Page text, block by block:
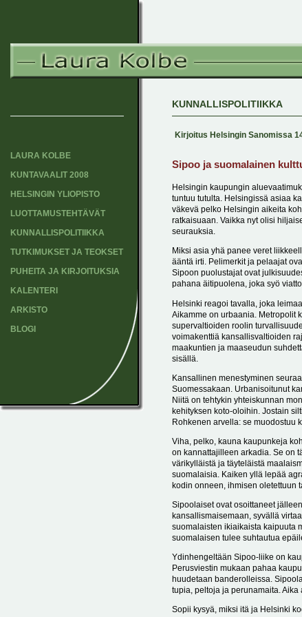
LAURA KOLBE
KUNTAVAALIT 2008
HELSINGIN YLIOPISTO
LUOTTAMUSTEHTÄVÄT
KUNNALLISPOLITIIKKA
TUTKIMUKSET JA TEOKSET
PUHEITA JA KIRJOITUKSIA
KALENTERI
ARKISTO
BLOGI
KUNNALLISPOLITIIKKA
Kirjoitus Helsingin Sanomissa
Sipoo ja suomalainen
Helsingin kaupungin
tuntuu tutulta. Helsingissä asiaa
väkevä pelko Helsingin aikeita
ratkaisuaan. Vaikka nyt olisi
seurauksia.
Miksi asia yhä panee veret
ääntä irti. Pelimerkit ja pelaajat
Sipoon puolustajat ovat
pahana äitipuolena, joka syö
Helsinki reagoi tavalla, joka
Aikamme on urbaania. Metropolit
supervaltioiden roolin
voimakenttiä kansallisvaltioiden
maakuntien ja maaseudun
sisällä.
Kansallinen menestyminen
Suomessakaan. Urbanisoitunut
Niitä on tehtykin yhteiskunnan
kehityksen koto-oloihin. Jostain
Rohkenen arvella: se muodostuu
Viha, pelko, kauna kaupunkeja
on kannattajilleen arkadia. Se on
värikylläistä ja täyteläistä
suomalaisia. Kaiken yllä lepää
kodin onneen, ihmisen oletettuun
Sipoolaiset ovat osoittaneet
kansallismaisemaan, syvällä
suomalaisten ikiaikaista kaipuuta
suomalaisen tulee suhtautua
Ydinhengeltään Sipoo-liike on
Perusviestin mukaan pahaa
huudetaan banderolleissa.
tupia, peltoja ja perunamaita.
Sopii kysyä, miksi itä ja Helsinki